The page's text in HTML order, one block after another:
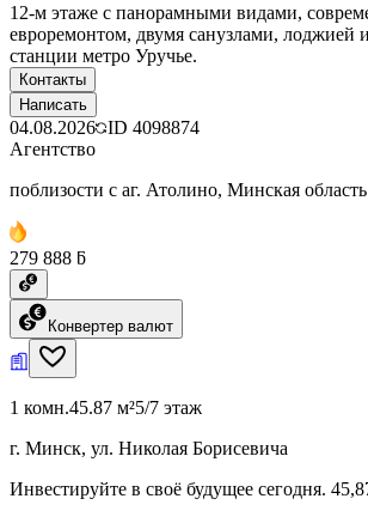
12-м этаже с панорамными видами,
евроремонтом, двумя санузлами, лоджией
станции метро Уручье.
Контакты
Написать
04.08.2026 ID 4098874
Агентство
поблизости с аг. Атолино, Минская область
279 888 ƃ
Конвертер валют
1 комн.45.87 м²5/7 этаж
г. Минск, ул. Николая Борисевича
Инвестируйте в своё будущее сегодня.